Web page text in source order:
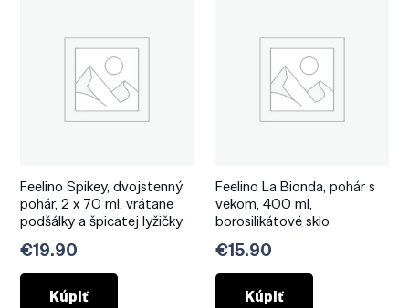
Feelino Spikey, dvojstenný
pohár, 2 x 70 ml, vrátane
podšálky a špicatej lyžičky
€19.90
Kúpiť
Feelino La Bionda, pohár s
vekom, 400 ml,
borosilikátové sklo
€15.90
Kúpiť